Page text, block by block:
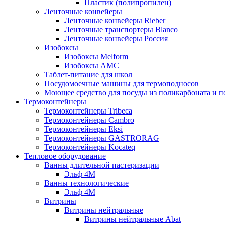
Пластик (полипропилен)
Ленточные конвейеры
Ленточные конвейеры Rieber
Ленточные транспортеры Blanco
Ленточные конвейеры Россия
Изобоксы
Изобоксы Melform
Изобоксы AMC
Таблет-питание для школ
Посудомоечные машины для термоподносов
Моющее средство для посуды из поликарбоната и
Термоконтейнеры
Термоконтейнеры Tribeca
Термоконтейнеры Cambro
Термоконтейнеры Eksi
Термоконтейнеры GASTRORAG
Термоконтейнеры Kocateq
Тепловое оборудование
Ванны длительной пастеризации
Эльф 4М
Ванны технологические
Эльф 4М
Витрины
Витрины нейтральные
Витрины нейтральные Abat